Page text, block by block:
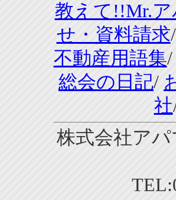
教えて!!Mr.ア
せ・資料請求/
不動産用語集/
総会の日記/
社
株式会社ア